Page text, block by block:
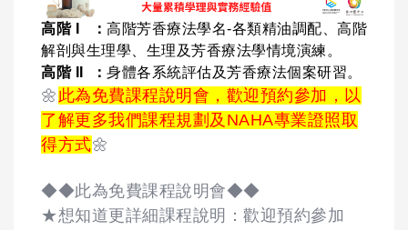
高階 I ： 高階芳香療法學名-各類精油調配、高階
解剖與生理學、生理及芳香療法學情境演練。
高階 II ： 身體各系統評估及芳香療法個案研習。
🌼 此為免費課程說明會，歡迎預約參加，以
了解更多我們課程規劃及NAHA專業證照取
得方式🌼
◆◆此為免費課程說明會◆◆
★想知道更詳細課程說明：歡迎預約參加